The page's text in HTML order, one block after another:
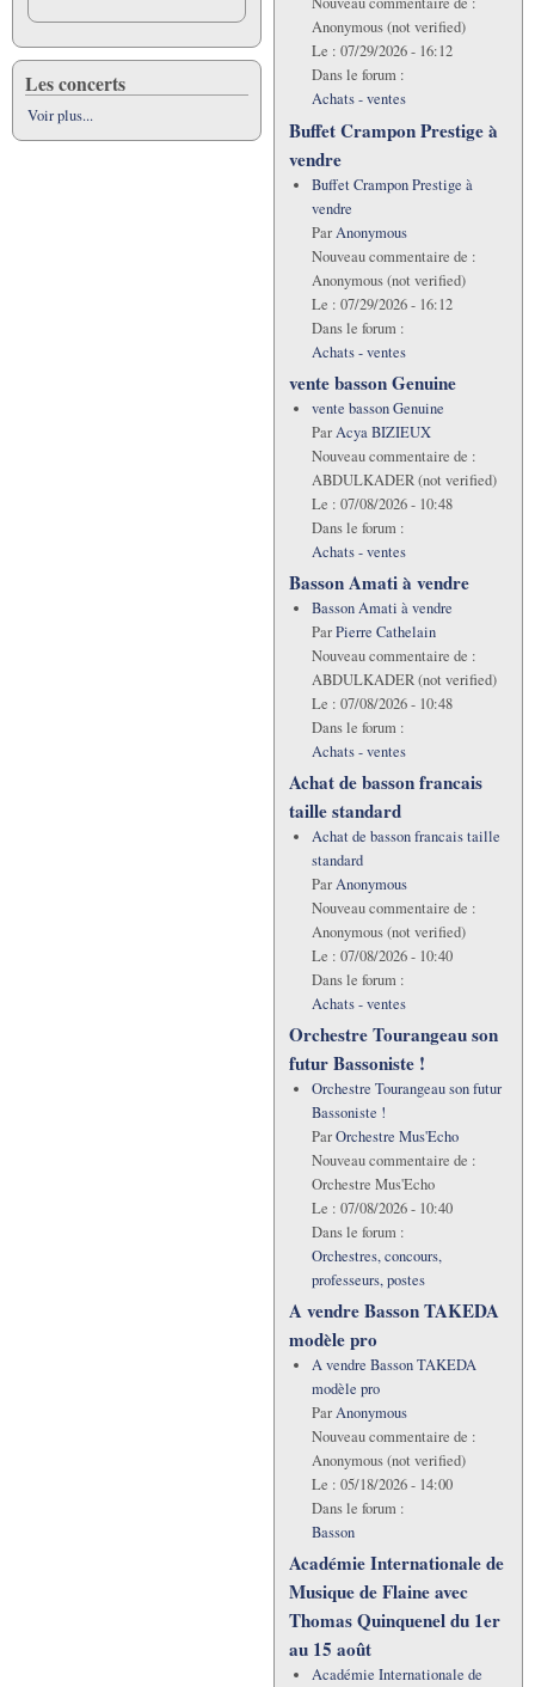
Les concerts
Voir plus...
Anonymous (not verified)
Le : 07/29/2026 - 16:12
Dans le forum :
Achats - ventes
Buffet Crampon Prestige à
vendre
Buffet Crampon Prestige à
vendre
ParAnonymous
Nouveau commentaire de :
Anonymous (not verified)
Le : 07/29/2026 - 16:12
Dans le forum :
Achats - ventes
vente basson Genuine
vente basson Genuine
ParAcya BIZIEUX
Nouveau commentaire de :
ABDULKADER (not verified)
Le : 07/08/2026 - 10:48
Dans le forum :
Achats - ventes
Basson Amati à vendre
Basson Amati à vendre
ParPierre Cathelain
Nouveau commentaire de :
ABDULKADER (not verified)
Le : 07/08/2026 - 10:48
Dans le forum :
Achats - ventes
Achat de basson francais
taille standard
Achat de basson francais taille
standard
ParAnonymous
Nouveau commentaire de :
Anonymous (not verified)
Le : 07/08/2026 - 10:40
Dans le forum :
Achats - ventes
Orchestre Tourangeau son
futur Bassoniste !
Orchestre Tourangeau son futur
Bassoniste !
ParOrchestre Mus'Echo
Nouveau commentaire de :
Orchestre Mus'Echo
Le : 07/08/2026 - 10:40
Dans le forum :
Orchestres, concours,
professeurs, postes
A vendre Basson TAKEDA
modèle pro
A vendre Basson TAKEDA
modèle pro
ParAnonymous
Nouveau commentaire de :
Anonymous (not verified)
Le : 05/18/2026 - 14:00
Dans le forum :
Basson
Académie Internationale de
Musique de Flaine avec
Thomas Quinquenel du 1er
au 15 août
Académie Internationale de